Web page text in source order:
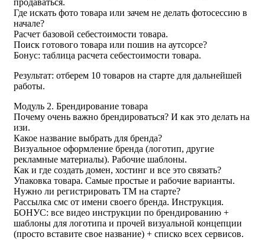
продаваться.
Где искать фото товара или зачем не делать фотосессию в
начале?
Расчет базовой себестоимости товара.
Поиск готового товара или пошив на аутсорсе?
Бонус: таблица расчета себестоимости товара.
Результат: отберем 10 товаров на старте для дальнейшей
работы.
Модуль 2. Брендирование товара
Почему очень важно брендироваться? И как это делать на
изи.
Какое название выбрать для бренда?
Визуальное оформление бренда (логотип, другие
рекламные материалы). Рабочие шаблоны.
Как и где создать домен, хостинг и все это связать?
Упаковка товара. Самые простые и рабочие варианты.
Нужно ли регистрировать ТМ на старте?
Рассылка смс от имени своего бренда. Инструкция.
БОНУС: все видео инструкции по брендированию +
шаблоны для логотипа и прочей визуальной концепции
(просто вставите свое название) + списко всех сервисов.